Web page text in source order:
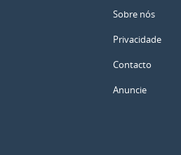
Sobre nós
Privacidade
Contacto
Anuncie